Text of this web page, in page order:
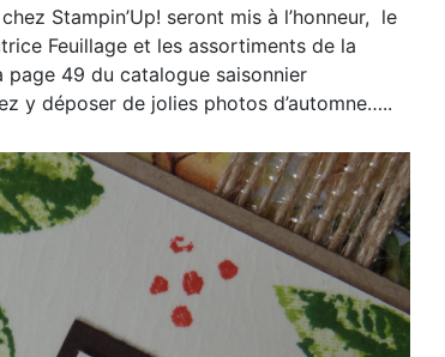
Stampin’Up! seront mis à l’honneur, le
Feuillage et les assortiments de la
49 du catalogue saisonnier
y déposer de jolies photos d’automne…..